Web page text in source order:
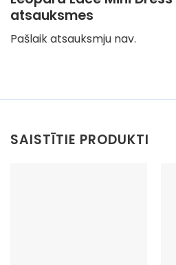
atsauksmes
Pašlaik atsauksmju nav.
SAISTĪTIE PRODUKTI